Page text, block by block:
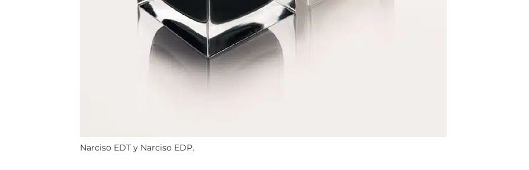
Narciso EDT y Narciso EDP.